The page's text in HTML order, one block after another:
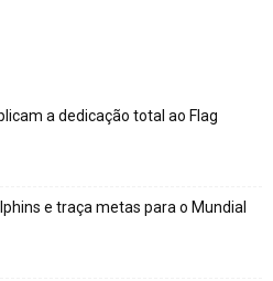
a dedicação total ao Flag
e traça metas para o Mundial